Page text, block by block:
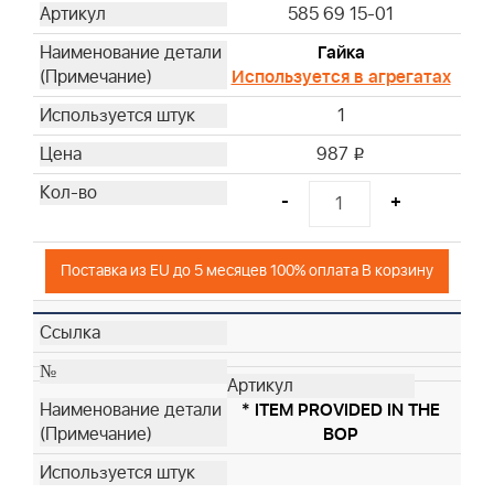
585 69 15-01
Гайка
Используется в агрегатах
1
987 i
- +
Поставка из EU до 5 месяцев 100% оплата В корзину
* ITEM PROVIDED IN THE
BOP